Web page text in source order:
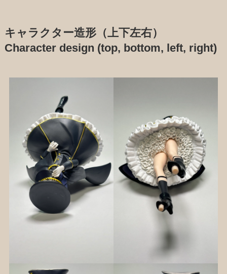
キャラクター造形（上下左右）
Character design (top, bottom, left, right)